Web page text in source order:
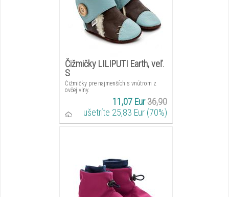
Čižmičky LILIPUTI Earth, veľ.
S
Čižmičky pre najmenších s vnútrom z
ovčej vlny.
11,07 Eur36,90
ušetríte 25,83 Eur (70%)